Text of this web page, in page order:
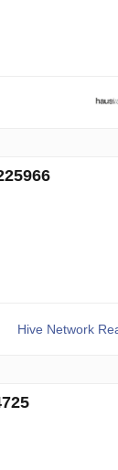
Hive Network